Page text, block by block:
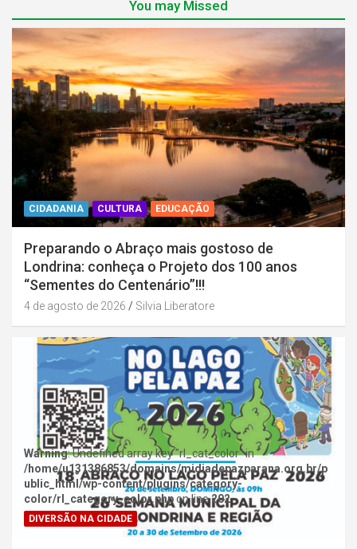
You may Missed
CIDADANIA CULTURA EDUCAÇÃO
Preparando o Abraço mais gostoso de
Londrina: conheça o Projeto dos 100 anos
“Sementes do Centenário”!!!
4 de agosto de 2026 Silvia Liberatore
Warning: Undefined array key "rl_cat_color" in
/home/u131386853/domains/midiadepazparana.org.br/p
ublic_html/wp-content/plugins/category-
color/rl_category_color.phpon line202
DIVERSÃO NA CIDADE